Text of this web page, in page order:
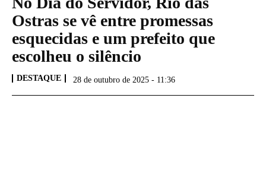
Ostras se vê entre promessas
esquecidas e um prefeito que
escolheu o silêncio
DESTAQUE 28 de outubro de 2025 - 11:36